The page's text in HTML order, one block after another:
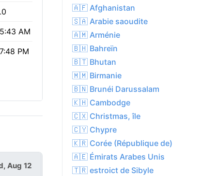
AM
PM
Aug 12 Thu, Aug 13
🇦🇫 Afghanistan
🇸🇦 Arabie saoudite
🇦🇲 Arménie
🇧🇭 Bahreïn
🇧🇹 Bhutan
🇲🇲 Birmanie
🇧🇳 Brunéi Darussalam
🇰🇭 Cambodge
🇨🇽 Christmas, île
🇨🇾 Chypre
🇰🇷 Corée (République de)
🇦🇪 Émirats Arabes Unis
🇹🇷 estroict de Sibyle